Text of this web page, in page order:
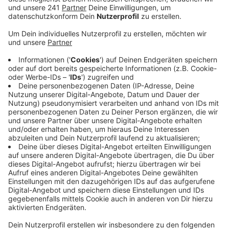
Fremdeinwirkung oder ein Verbrechen gibt es
bislang nicht.
Veröffentlicht:Montag, 02.10.2023 16:16
Anzeige
Ursprüngliche Meldung vom 25. August:
In Sankt Augustin wird aktuell ein Mann vermisst. Die
Polizei sucht jetzt mit Fotos nach dem 27-Jährigen. Er
hat wohl letzte Woche Mittwoch seine Wohnung
verlassen und ist seitdem nicht mehr aufgetaucht.
Auch über sein Handy ist der zweifache Familienvater
seitdem nicht mehr erreichbar. Der Vermisste ist
wahrscheinlich zu Fuß oder mit öffentlichen
Verkehrsmitteln unterwegs. Laut der Polizei kann eine